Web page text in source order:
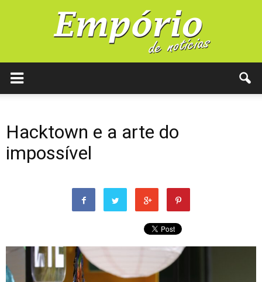
Hacktown e a arte do
impossível